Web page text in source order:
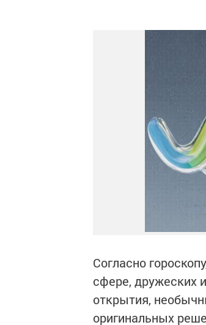
Согласно
сфере, дружеских
открытия,
оригинальных